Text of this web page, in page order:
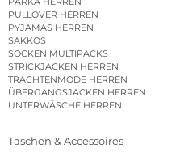
PULLOVER HERREN
PYJAMAS HERREN
SAKKOS
SOCKEN MULTIPACKS
STRICKJACKEN HERREN
TRACHTENMODE HERREN
ÜBERGANGSJACKEN HERREN
UNTERWÄSCHE HERREN
Taschen & Accessoires